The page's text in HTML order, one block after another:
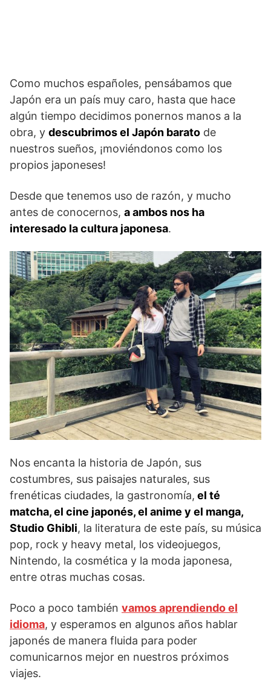
Como muchos españoles, pensábamos que
Japón era un país muy caro, hasta que hace
algún tiempo decidimos ponernos manos a la
obra, y descubrimos el Japón barato de
nuestros sueños, ¡moviéndonos como los
propios japoneses!
Desde que tenemos uso de razón, y mucho
antes de conocernos, a ambos nos ha
interesado la cultura japonesa.
Nos encanta la historia de Japón, sus
costumbres, sus paisajes naturales, sus
frenéticas ciudades, la gastronomía, el té
matcha, el cine japonés, el anime y el manga,
Studio Ghibli, la literatura de este país, su música
pop, rock y heavy metal, los videojuegos,
Nintendo, la cosmética y la moda japonesa,
entre otras muchas cosas.
Poco a poco también vamos aprendiendo el
idioma, y esperamos en algunos años hablar
japonés de manera fluida para poder
comunicarnos mejor en nuestros próximos
viajes.